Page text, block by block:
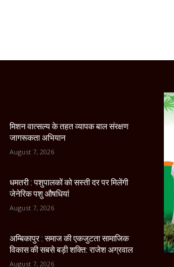
मिशन वात्सल्य के तहत व्यापक बाल संरक्षण
जागरूकता अभियान
August 7, 2026
धमतरी : पशुपालकों को सस्ती दर पर मिलेंगी
जेनेरिक पशु औषधियां
August 7, 2026
अम्बिकापुर : समाज की एकजुटता सामाजिक
विकास की सबसे बड़ी शक्ति: राजेश अग्रवाल
August 7, 2026